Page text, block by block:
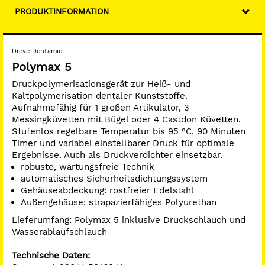
Druck: 3 - 6 bar
Maße (B x H x T): 34,0 x 31,0 x 40,0 cm
Gewicht: 15,6 kg
www.dentamid.dreve.de
PRODUKTINFORMATION
Dreve Dentamid
Polymax 5
Druckpolymerisationsgerät zur Heiß- und
Kaltpolymerisation dentaler Kunststoffe.
Aufnahmefähig für 1 großen Artikulator, 3
Messingküvetten mit Bügel oder 4 Castdon Küvetten.
Stufenlos regelbare Temperatur bis 95 °C, 90 Minuten
Timer und variabel einstellbarer Druck für optimale
Ergebnisse. Auch als Druckverdichter einsetzbar.
robuste, wartungsfreie Technik
automatisches Sicherheitsdichtungssystem
Gehäuseabdeckung: rostfreier Edelstahl
Außengehäuse: strapazierfähiges Polyurethan
Lieferumfang: Polymax 5 inklusive Druckschlauch und
Wasserablaufschlauch
Technische Daten: